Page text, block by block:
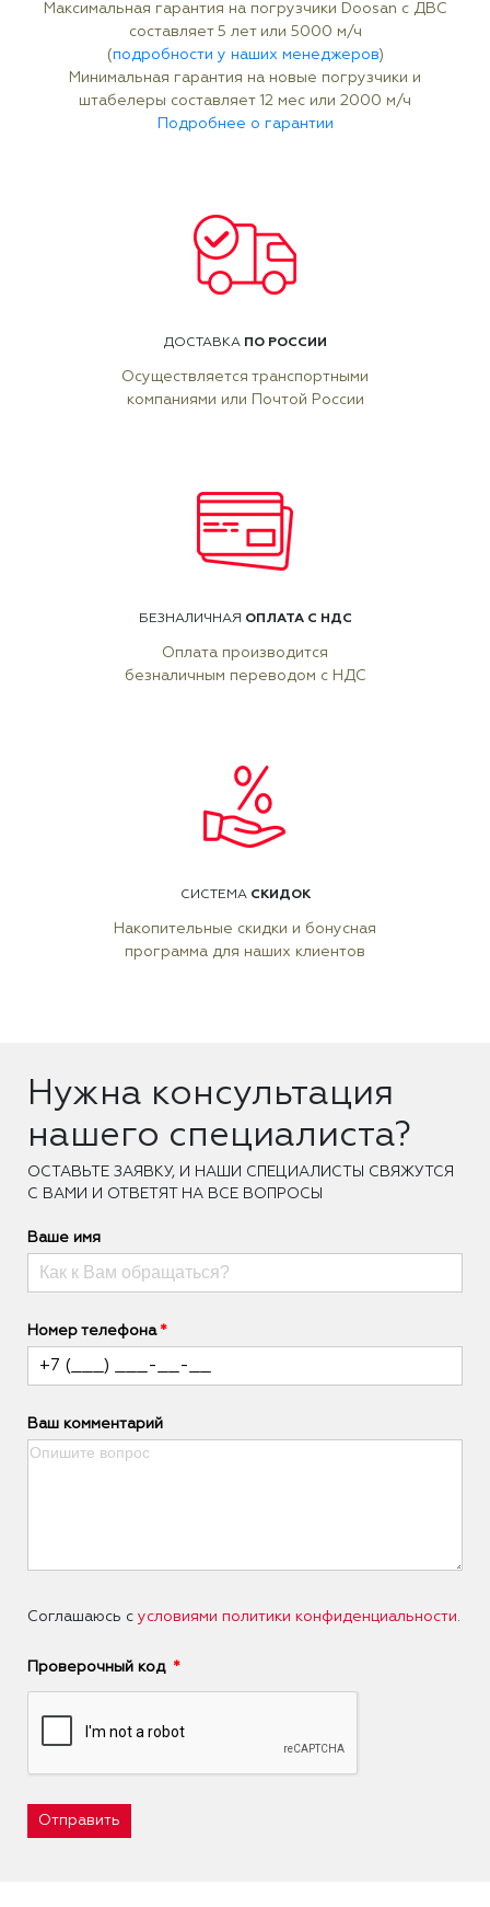
Максимальная гарантия на погрузчики Doosan с ДВС
составляет 5 лет или 5000 м/ч
(подробности у наших менеджеров)
Минимальная гарантия на новые погрузчики и
штабелеры составляет 12 мес или 2000 м/ч
Подробнее о гарантии
ДОСТАВКА ПО РОССИИ
Осуществляется транспортными
компаниями или Почтой России
БЕЗНАЛИЧНАЯ ОПЛАТА С НДС
Оплата производится
безналичным переводом с НДС
СИСТЕМА СКИДОК
Накопительные скидки и бонусная
программа для наших клиентов
Нужна консультация
нашего специалиста?
ОCТАВЬТЕ ЗАЯВКУ, И НАШИ СПЕЦИАЛИСТЫ СВЯЖУТСЯ
С ВАМИ И ОТВЕТЯТ НА ВСЕ ВОПРОСЫ
Ваше имя
Номер телефона
Ваш комментарий
Соглашаюсь с условиями политики конфиденциальности.
Проверочный код
Отправить